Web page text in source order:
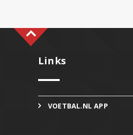
Links
VOETBAL.NL APP